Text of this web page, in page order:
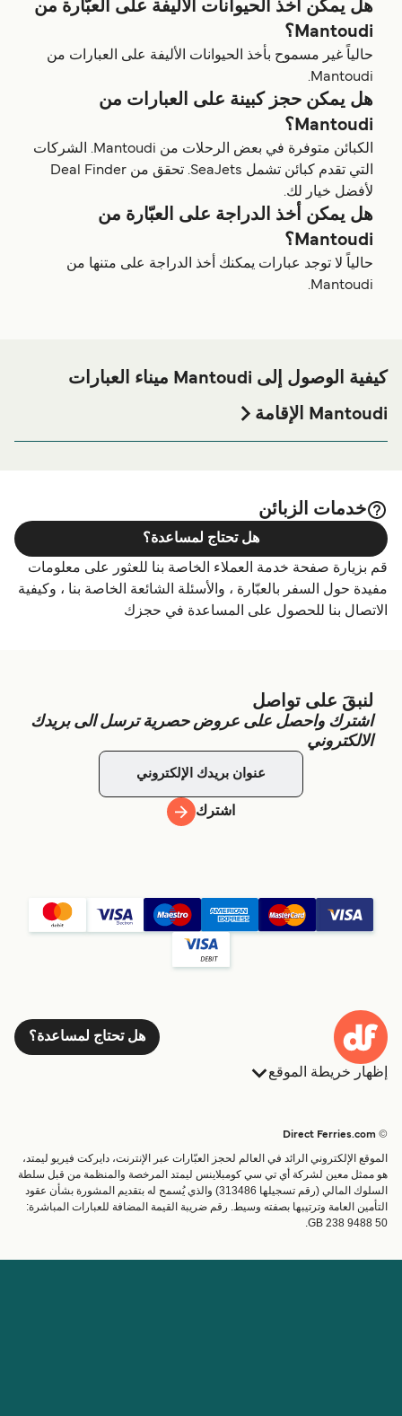
هل يمكن أخذ الحيوانات الأليفة على العبّارة من
Mantoudi؟
حالياً غير مسموح بأخذ الحيوانات الأليفة على العبارات من
Mantoudi.
هل يمكن حجز كبينة على العبارات من
Mantoudi؟
الكبائن متوفرة في بعض الرحلات من Mantoudi. الشركات
التي تقدم كبائن تشمل SeaJets. تحقق من Deal Finder
لأفضل خيار لك.
هل يمكن أخذ الدراجة على العبّارة من
Mantoudi؟
حالياً لا توجد عبارات يمكنك أخذ الدراجة على متنها من
Mantoudi.
كيفية الوصول إلى Mantoudi ميناء العبارات
Mantoudi الإقامة
الصفحة للحصول على أفضل الأسعار للإقامة واحدة من أكبر
الخيارات على الإنترنت!
خدمات الزبائن
قم بزيارة صفحة خدمة العملاء الخاصة بنا للعثور على معلومات
مفيدة حول السفر بالعبّارة ، والأسئلة الشائعة الخاصة بنا ، وكيفية
الاتصال بنا للحصول على المساعدة في حجزك
هل تحتاج لمساعدة؟
لنبقَ على تواصل
اشترك واحصل على عروض حصرية ترسل الى بريدك
الالكتروني
اشترك
هل تحتاج لمساعدة؟
إظهار خريطة الموقع
البلدان
خدمات الزبائن
الباحث عن الرحلات والموانئ
تذاكر العبّارة
العبارات
شحن
عبارة صغيرة
القطار والعبارة
الموقع الإلكتروني الرائد في العالم لحجز العبّارات عبر الإنترنت، دايركت فيريو ليمتد،
هو ممثل معين لشركة أي تي سي كومبلاينس ليمتد المرخصة والمنظمة من قبل سلطة
السلوك المالي (رقم تسجيلها 313486) والذي يُسمح له بتقديم المشورة بشأن عقود
التأمين العامة وترتيبها بصفته وسيط. رقم ضريبة القيمة المضافة للعبارات المباشرة:
GB 238 9488 50.